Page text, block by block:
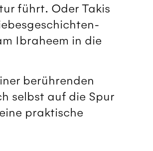
führt. Oder Takis
Ibraheem in die
berührenden
selbst auf die Spur
praktische